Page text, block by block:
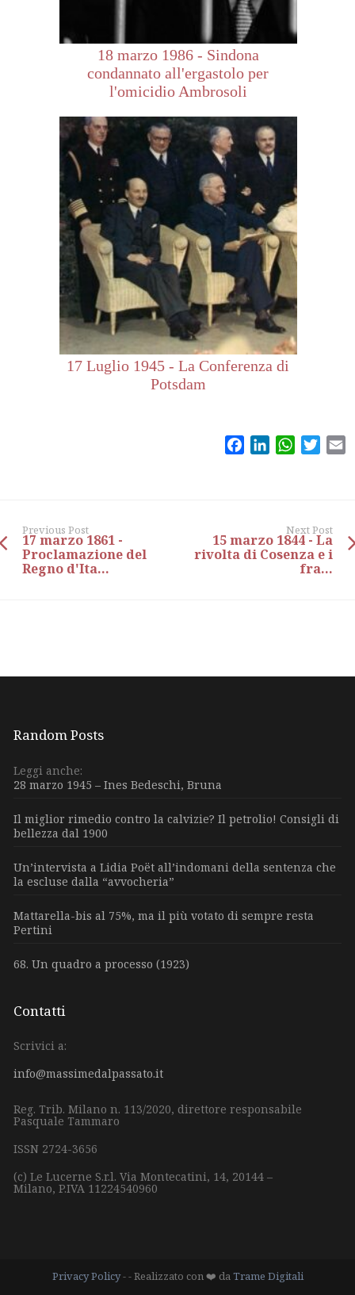
18 marzo 1986 - Sindona
condannato all'ergastolo per
l'omicidio Ambrosoli
17 Luglio 1945 - La Conferenza di
Potsdam
FacebookLinkedIn
Previous Post
17 marzo 1861 -
Proclamazione del
Regno d'Ita...
Next Post
15 marzo 1844 - La
rivolta di Cosenza e i
fra...
Random Posts
Leggi anche:
28 marzo 1945 – Ines Bedeschi, Bruna
Il miglior rimedio contro la calvizie? Il petrolio! Consigli di
bellezza dal 1900
Un’intervista a Lidia Poët all’indomani della sentenza che
la escluse dalla “avvocheria”
Mattarella-bis al 75%, ma il più votato di sempre resta
Pertini
68. Un quadro a processo (1923)
Contatti
Scrivici a:
info@massimedalpassato.it
Reg. Trib. Milano n. 113/2020, direttore responsabile
Pasquale Tammaro
ISSN 2724-3656
(c) Le Lucerne S.r.l. Via Montecatini, 14, 20144 –
Milano, P.IVA 11224540960
Privacy Policy- - Realizzato con ❤️ daTrame Digitali